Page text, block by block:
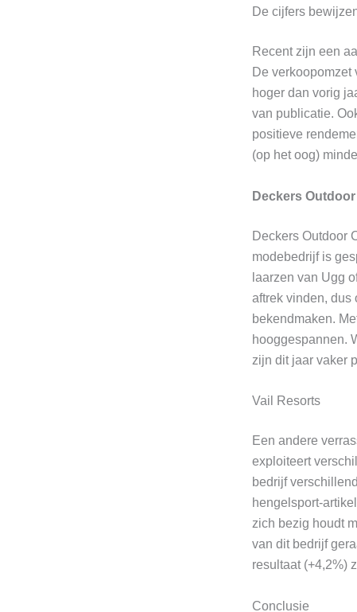
De cijfers
Recent zijn een
De
hoger dan vorig
van publicatie.
positieve
(op het oog)
Deckers Outdoor
Deckers Outdoor
modebedrijf is
laarzen van Ugg
aftrek vinden, dus
bekendmaken.
hooggespannen.
zijn dit jaar vaker
Vail Resorts
Een andere
exploiteert
bedrijf
hengelsport-
zich bezig houdt
van dit bedrijf
resultaat (+4,2%)
Conclusie